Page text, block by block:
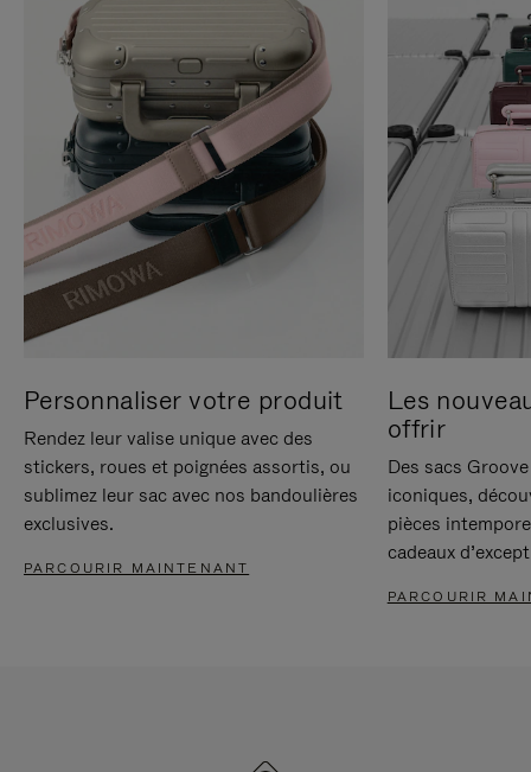
Personnaliser votre produit
Rendez leur valise unique avec des
stickers, roues et poignées assortis, ou
sublimez leur sac avec nos bandoulières
exclusives.
PARCOURIR MAINTENANT
Les
offrir
Des sacs
iconiques,
pièces
cadeaux
PARCOURIR